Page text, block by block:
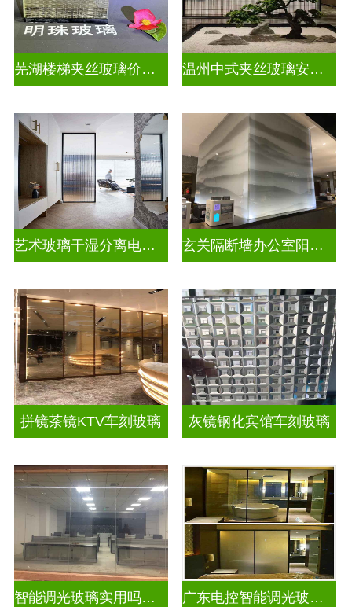
芜湖楼梯夹丝玻璃价格多少一平 温州中式夹丝玻璃安装电话
艺术玻璃干湿分离电视玻璃背景墙 玄关隔断墙办公室阳台挡门玻璃背景墙
拼镜茶镜KTV车刻玻璃 灰镜钢化宾馆车刻玻璃
智能调光玻璃实用吗现在 广东电控智能调光玻璃厂商排名